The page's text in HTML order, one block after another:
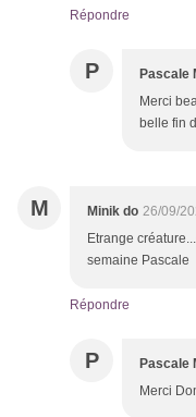
Répondre
P Pascale
Merci
belle fin
M Minik do 26/09/
Etrange
semaine Pascale
Répondre
P Pascale
Merci